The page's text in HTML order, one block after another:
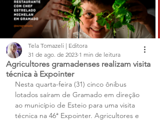
Agricultores gramadenses realizam visita
técnica à Expointer
Tela Tomazeli | Editora
31 de ago. de 2023 1 min de leitura
Nesta quarta-feira (31) cinco ônibus
lotados saíram de Gramado em direção
ao município de Esteio para uma visita
técnica na 46ª Expointer. Agricultores e